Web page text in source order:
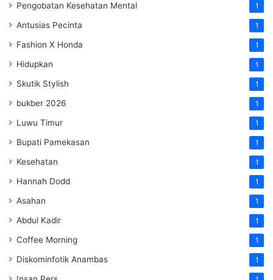
Pengobatan Kesehatan Mental 1
Antusias Pecinta 1
Fashion X Honda 1
Hidupkan 1
Skutik Stylish 1
bukber 2026 1
Luwu Timur 1
Bupati Pamekasan 1
Kesehatan 1
Hannah Dodd 1
Asahan 1
Abdul Kadir 1
Coffee Morning 1
Diskominfotik Anambas 1